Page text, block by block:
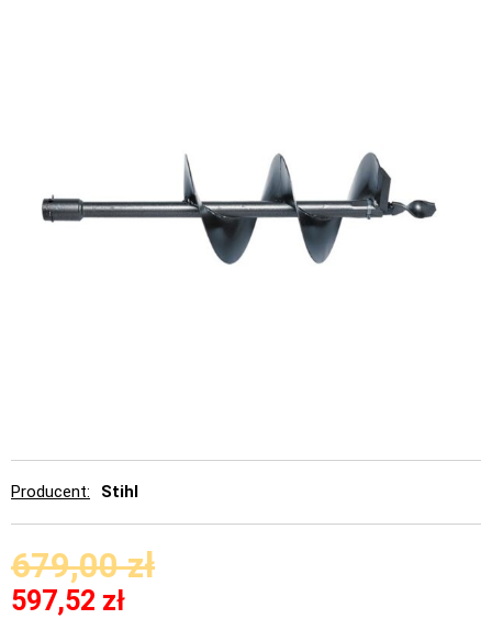
Producent Stihl
679,00zł
597,52 zł